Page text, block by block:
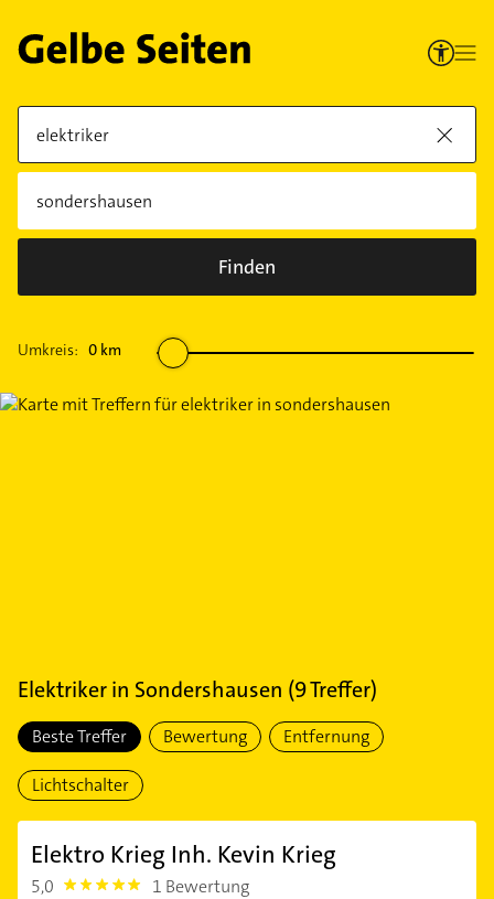
Finden
Umkreis: 0 km
Elektrikerin Sondershausen (9Treffer)
Beste Treffer Bewertung Entfernung
Lichtschalter
Elektro Krieg Inh. Kevin Krieg
5,0 5.0 1 Bewertung